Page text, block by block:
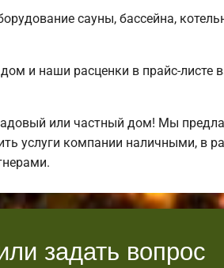
сауны, бассейна,
и наши расценки в прайс-листе
или частный дом! Мы
услуги компании наличными, в
задать вопрос